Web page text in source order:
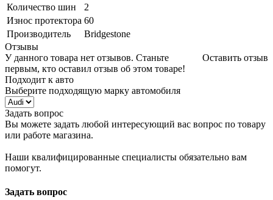
Количество шин
2
Износ протектора 60
Производитель
Bridgestone
Отзывы
Оставить отзыв
У данного товара нет отзывов. Станьте
первым, кто оставил отзыв об этом товаре!
Подходит к авто
Выберите подходящую марку автомобиля
Задать вопрос
Вы можете задать любой интересующий вас вопрос по товару
или работе магазина.
Наши квалифицированные специалисты обязательно вам
помогут.
Задать вопрос